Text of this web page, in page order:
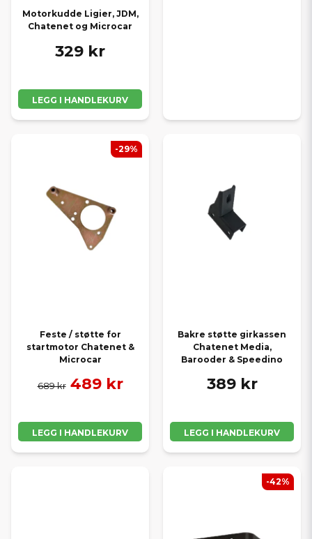
Motorkudde Ligier, JDM,
Chatenet og Microcar
329 kr
LEGG I HANDLEKURV
Feste / støtte for
startmotor Chatenet &
Microcar
689 kr 489 kr
LEGG I HANDLEKURV
-29%
Bakre støtte girkassen
Chatenet Media,
Barooder & Speedino
389 kr
LEGG I HANDLEKURV
-42%